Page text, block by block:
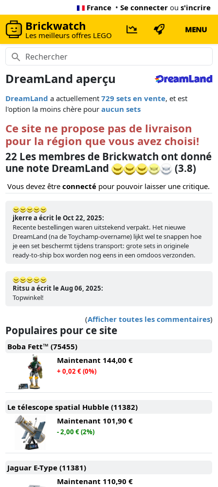
France • Se connecter ou s'incrire
Brickwatch
Les meilleurs offres LEGO
MENU
DreamLand aperçu
DreamLand a actuellement729 sets en vente, et est
l'option la moins chère pouraucun sets
Ce site ne propose pas de livraison
pour la région que vous avez choisi!
22 Les membres de Brickwatch ont donné
une note DreamLand
(3.8)
Vous devez être connecté pour pouvoir laisser une critique.
jkerre a écrit le Oct 22, 2025:
Recente bestellingen waren uitstekend verpakt. Het nieuwe
DreamLand (na de Toychamp-overname) lijkt wel te snappen hoe
je een set beschermt tijdens transport: grote sets in originele
ready-to-ship box worden nog eens in een omdoos verzonden.
Ritsu a écrit le Aug 06, 2025:
Topwinkel!
(Afficher toutes les commentaires)
Populaires pour ce site
Boba Fett™ (75455)
Maintenant 144,00 €
+ 0,02 € (0%)
Le télescope spatial Hubble (11382)
Maintenant 101,90 €
- 2,00 € (2%)
Jaguar E-Type (11381)
Maintenant 110,90 €